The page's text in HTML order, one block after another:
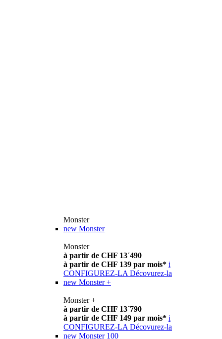
Monster
new Monster
Monster
à partir de CHF 13´490
à partir de CHF 139 par mois* i
CONFIGUREZ-LA Décovurez-la
new Monster +
Monster +
à partir de CHF 13´790
à partir de CHF 149 par mois* i
CONFIGUREZ-LA Décovurez-la
new Monster 100